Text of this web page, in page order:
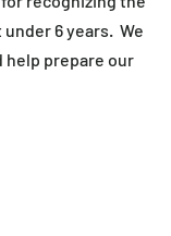
6 years.  We
help prepare our